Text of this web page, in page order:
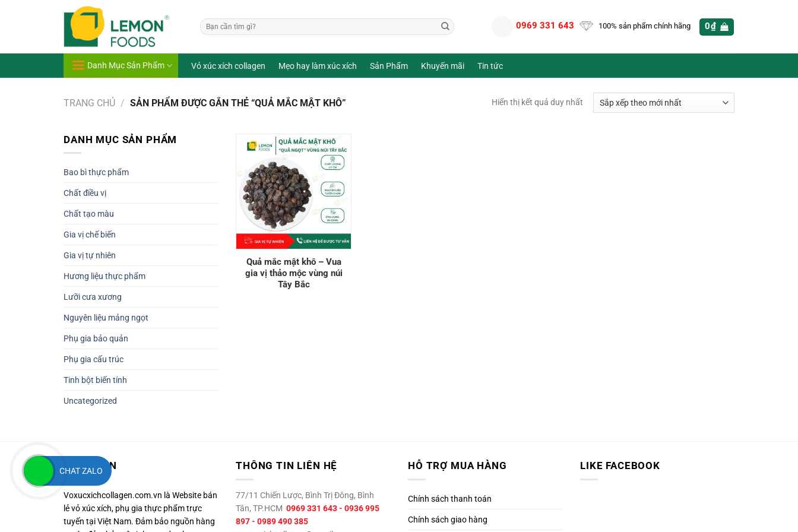
Tìm
kiếm:
0969 331 643 100% sản phẩm chính hãng 0₫
Danh Mục Sản Phẩm Vỏ xúc xích collagen Mẹo hay làm xúc xích Sản Phẩm Khuyến mãi Tin tức
TRANG CHỦ / SẢN PHẨM ĐƯỢC GẮN THẺ “QUẢ MẮC MẬT KHÔ” Hiển thị kết quả duy nhất
DANH MỤC SẢN PHẨM
Bao bì thực phẩm
Chất điều vị
Chất tạo màu
Gia vị chế biến
Gia vị tự nhiên
Hương liệu thực phẩm
Lưỡi cưa xương
Nguyên liệu mảng ngọt
Phụ gia bảo quản
Phụ gia cấu trúc
Tinh bột biến tính
Uncategorized
Quả mắc mật khô – Vua
gia vị thảo mộc vùng núi
Tây Bắc
VỀ LEMON
Voxucxichcollagen.com.vn là Website bán
lẻ vỏ xúc xích, phụ gia thực phẩm trực
tuyến tại Việt Nam. Đảm bảo nguồn hàng
THÔNG TIN LIÊN HỆ
77/11 Chiến Lược, Bình Trị Đông, Bình
Tân, TP.HCM 0969 331 643 - 0936 995
897 - 0989 490 385
HỖ TRỢ MUA HÀNG
Chính sách thanh toán
Chính sách giao hàng
LIKE FACEBOOK
CHAT ZALO